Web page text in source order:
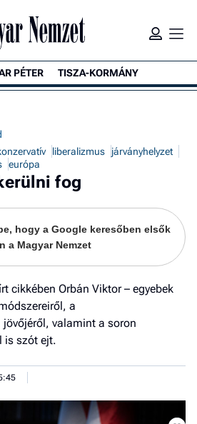
PÉTER TISZA-KORMÁNY
liberalizmus
járványhelyzet
európa
fog
hogy a Google keresőben elsők
a Magyar Nemzet
cikkében Orbán Viktor – egyebek
a
jövőjéről, valamint a soron
is szót ejt.